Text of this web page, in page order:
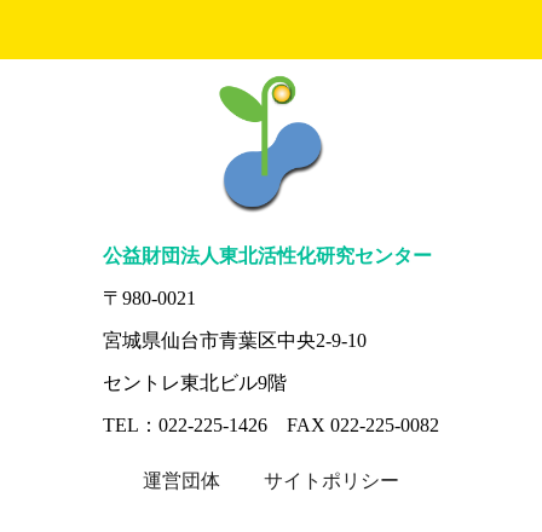
公益財団法人東北活性化研究センター
〒980-0021
宮城県仙台市青葉区中央2-9-10
セントレ東北ビル9階
TEL：022-225-1426 FAX 022-225-0082
運営団体 サイトポリシー